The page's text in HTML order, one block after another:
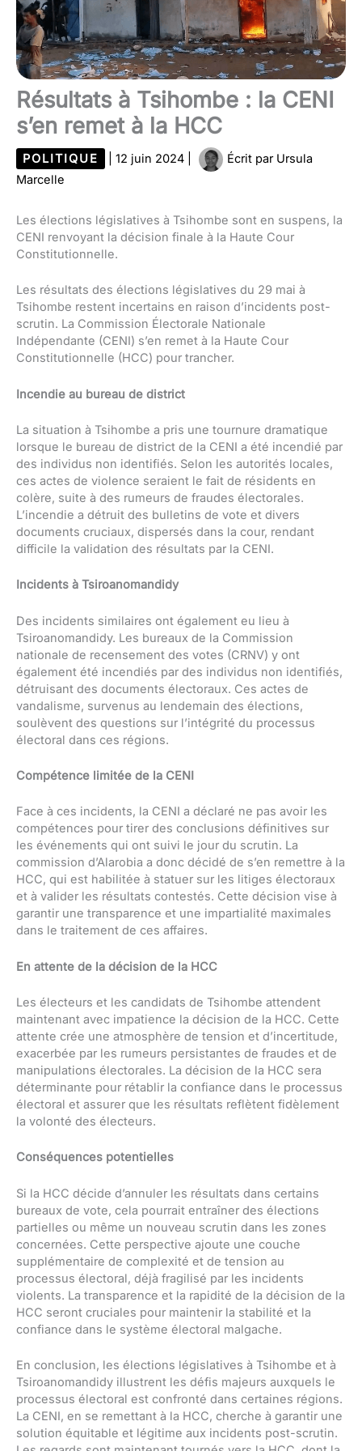
Résultats à Tsihombe : la CENI
s’en remet à la HCC
POLITIQUE 12 juin 2024 Écrit par Ursula
Marcelle
Les élections législatives à Tsihombe sont en suspens, la
CENI renvoyant la décision finale à la Haute Cour
Constitutionnelle.
Les résultats des élections législatives du 29 mai à
Tsihombe restent incertains en raison d’incidents post-
scrutin. La Commission Électorale Nationale
Indépendante (CENI) s’en remet à la Haute Cour
Constitutionnelle (HCC) pour trancher.
Incendie au bureau de district
La situation à Tsihombe a pris une tournure dramatique
lorsque le bureau de district de la CENI a été incendié par
des individus non identifiés. Selon les autorités locales,
ces actes de violence seraient le fait de résidents en
colère, suite à des rumeurs de fraudes électorales.
L’incendie a détruit des bulletins de vote et divers
documents cruciaux, dispersés dans la cour, rendant
difficile la validation des résultats par la CENI.
Incidents à Tsiroanomandidy
Des incidents similaires ont également eu lieu à
Tsiroanomandidy. Les bureaux de la Commission
nationale de recensement des votes (CRNV) y ont
également été incendiés par des individus non identifiés,
détruisant des documents électoraux. Ces actes de
vandalisme, survenus au lendemain des élections,
soulèvent des questions sur l’intégrité du processus
électoral dans ces régions.
Compétence limitée de la CENI
Face à ces incidents, la CENI a déclaré ne pas avoir les
compétences pour tirer des conclusions définitives sur
les événements qui ont suivi le jour du scrutin. La
commission d’Alarobia a donc décidé de s’en remettre à la
HCC, qui est habilitée à statuer sur les litiges électoraux
et à valider les résultats contestés. Cette décision vise à
garantir une transparence et une impartialité maximales
dans le traitement de ces affaires.
En attente de la décision de la HCC
Les électeurs et les candidats de Tsihombe attendent
maintenant avec impatience la décision de la HCC. Cette
attente crée une atmosphère de tension et d’incertitude,
exacerbée par les rumeurs persistantes de fraudes et de
manipulations électorales. La décision de la HCC sera
déterminante pour rétablir la confiance dans le processus
électoral et assurer que les résultats reflètent fidèlement
la volonté des électeurs.
Conséquences potentielles
Si la HCC décide d’annuler les résultats dans certains
bureaux de vote, cela pourrait entraîner des élections
partielles ou même un nouveau scrutin dans les zones
concernées. Cette perspective ajoute une couche
supplémentaire de complexité et de tension au
processus électoral, déjà fragilisé par les incidents
violents. La transparence et la rapidité de la décision de la
HCC seront cruciales pour maintenir la stabilité et la
confiance dans le système électoral malgache.
En conclusion, les élections législatives à Tsihombe et à
Tsiroanomandidy illustrent les défis majeurs auxquels le
processus électoral est confronté dans certaines régions.
La CENI, en se remettant à la HCC, cherche à garantir une
solution équitable et légitime aux incidents post-scrutin.